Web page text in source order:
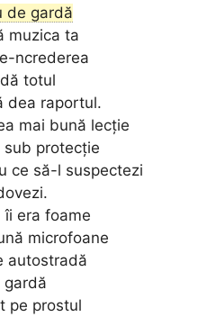
de gardă
muzica ta
ncrederea
totul
dea raportul.
mai bună lecție
sub protecție
ce să-l suspectezi
era foame
microfoane
autostradă
gardă
pe prostul